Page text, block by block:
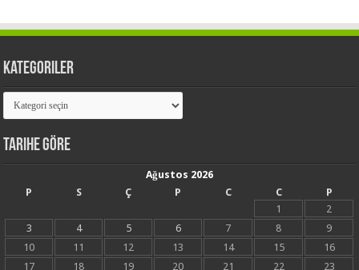
Kategoriler
Kategoriler
Tarihe Göre
Ağustos 2026
P
S Ç P C C
P
1
2
3
4 5 6 7 8
9
10
11 12 13 14 15
16
17
18 19 20 21 22 23